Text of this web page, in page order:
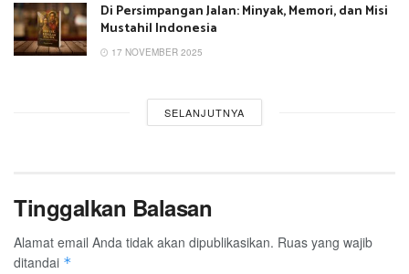
Di Persimpangan Jalan: Minyak, Memori, dan Misi
Mustahil Indonesia
17 NOVEMBER 2025
SELANJUTNYA
Tinggalkan Balasan
Alamat email Anda tidak akan dipublikasikan. Ruas yang wajib
ditandai *